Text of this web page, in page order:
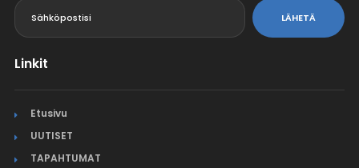
LÄHETÄ
Linkit
Etusivu
UUTISET
TAPAHTUMAT